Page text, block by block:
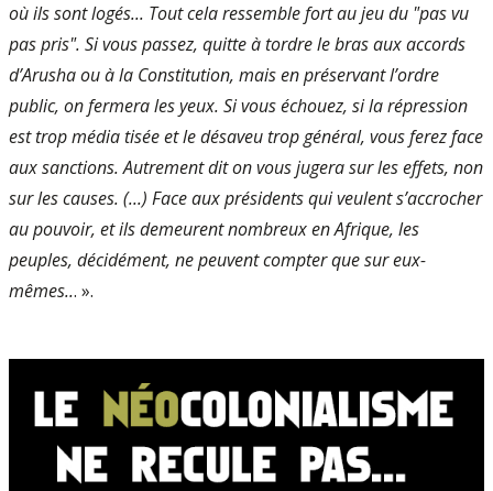
où ils sont logés... Tout cela ressemble fort au jeu du "pas vu
pas pris". Si vous passez, quitte à tordre le bras aux accords
d’Arusha ou à la Constitution, mais en préservant l’ordre
public, on fermera les yeux. Si vous échouez, si la répression
est trop média­ tisée et le désaveu trop général, vous ferez face
aux sanctions. Autrement dit on vous jugera sur les effets, non
sur les causes. (...) Face aux présidents qui veulent s’accro­cher
au pouvoir, et ils demeurent nombreux en Afrique, les
peuples, décidément, ne peuvent compter que sur eux­-
mêmes... ».